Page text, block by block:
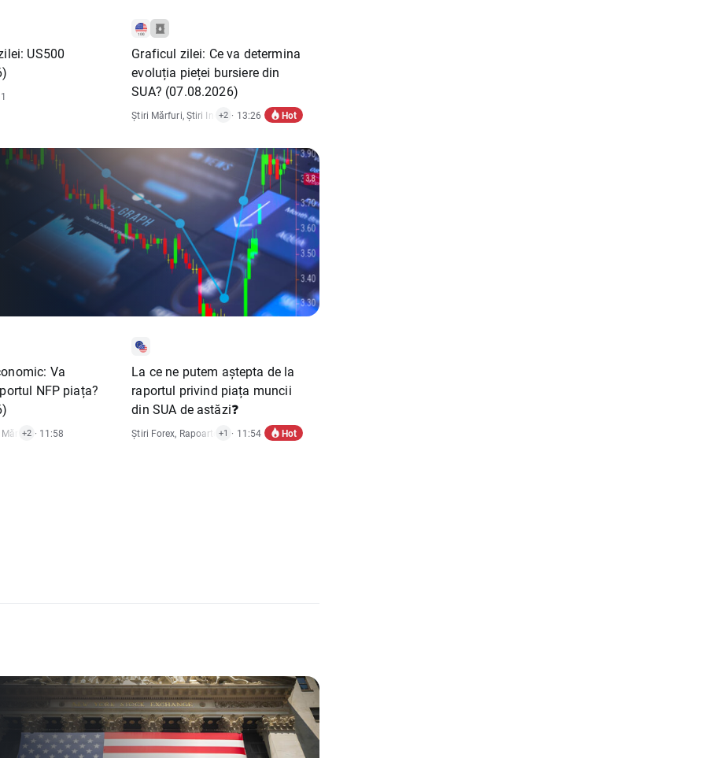
US500
Graficul zilei: Ce va determina
evoluția pieței bursiere din
SUA? (07.08.2026)
Știri Mărfuri,Știri Indici , Rapoarte Economice
+2 · 13:26 Hot
Va
NFP piața?
, Rapoarte Economice Știri Acțiuni
+2 · 11:58
La ce ne putem aștepta de la
raportul privind piața muncii
din SUA de astăzi❓
Știri Forex, Rapoarte Economice
+1 · 11:54 Hot